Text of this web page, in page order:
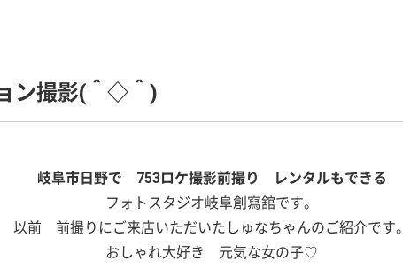
ン撮影(＾◇＾)
岐阜市日野で 753ロケ撮影前撮り レンタルもできる
フォトスタジオ岐阜創寫舘です。
以前 前撮りにご来店いただいたしゅなちゃんのご紹介です。
おしゃれ大好き 元気な女の子♡